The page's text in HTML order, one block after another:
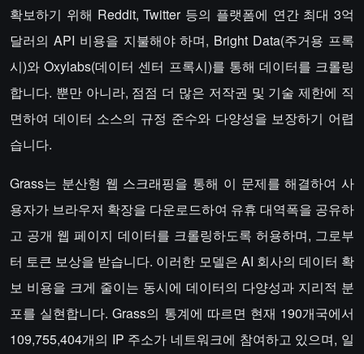
확보하기 위해 Reddit, Twitter 등의 플랫폼에 연간 최대 3억
달러의 API 비용을 지불해야 하며, Bright Data(주거용 프록
시)와 Oxylabs(데이터 센터 프록시)를 통해 데이터를 크롤링
합니다. 뿐만 아니라, 점점 더 많은 저작권 및 기술 제한에 직
면하여 데이터 소스의 규정 준수와 다양성을 보장하기 어렵
습니다.
Grass는 분산형 웹 스크래핑을 통해 이 문제를 해결하여 사
용자가 브라우저 확장을 다운로드하여 유휴 대역폭을 공유하
고 공개 웹 페이지 데이터를 크롤링하도록 허용하며, 그로부
터 토큰 보상을 받습니다. 이러한 모델은 AI 회사의 데이터 확
보 비용을 크게 줄이는 동시에 데이터의 다양성과 지리적 분
포를 실현합니다. Grass의 통계에 따르면 현재 190개국에서
109,755,404개의 IP 주소가 네트워크에 참여하고 있으며, 일